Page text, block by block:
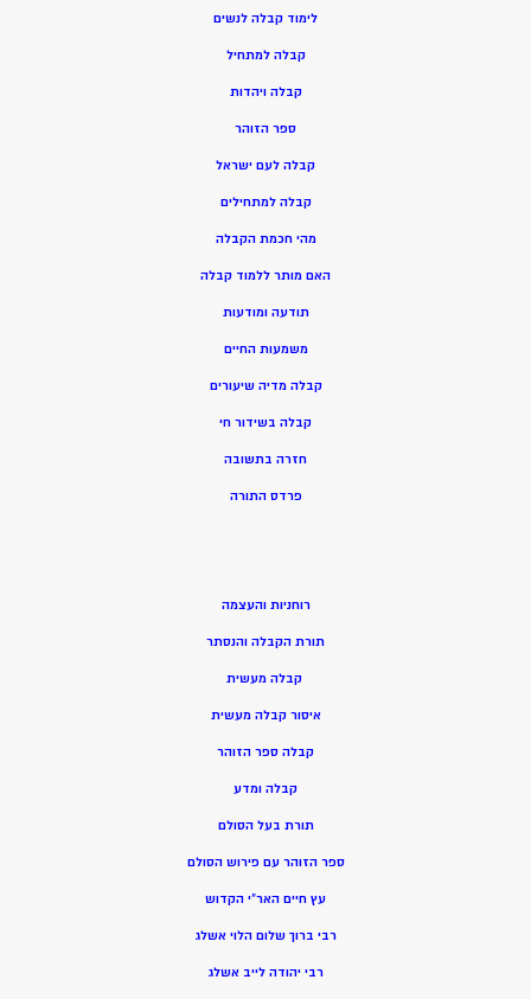
לימוד קבלה לנשים
קבלה למתחיל
קבלה ויהדות
ספר הזוהר
קבלה לעם ישראל
קבלה למתחילים
מהי חכמת הקבלה
האם מותר ללמוד קבלה
תודעה ומודעות
משמעות החיים
קבלה מדיה שיעורים
קבלה בשידור חי
חזרה בתשובה
פרדס התורה
רוחניות והעצמה
תורת הקבלה והנסתר
קבלה מעשית
איסור קבלה מעשית
קבלה ספר הזוהר
קבלה ומדע
תורת בעל הסולם
ספר הזוהר עם פירוש הסולם
עץ חיים האר”י הקדוש
רבי ברוך שלום הלוי אשלג
רבי יהודה לייב אשלג